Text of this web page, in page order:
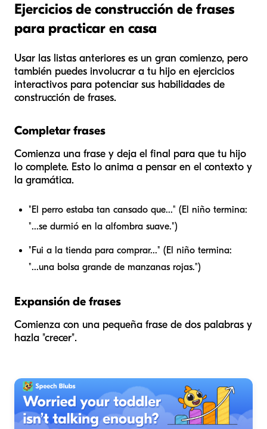
Ejercicios de construcción de frases
para practicar en casa
Usar las listas anteriores es un gran comienzo, pero
también puedes involucrar a tu hijo en ejercicios
interactivos para potenciar sus habilidades de
construcción de frases.
Completar frases
Comienza una frase y deja el final para que tu hijo
lo complete. Esto lo anima a pensar en el contexto y
la gramática.
"El perro estaba tan cansado que..." (El niño termina:
"...se durmió en la alfombra suave.")
"Fui a la tienda para comprar..." (El niño termina:
"...una bolsa grande de manzanas rojas.")
Expansión de frases
Comienza con una pequeña frase de dos palabras y
hazla "crecer".